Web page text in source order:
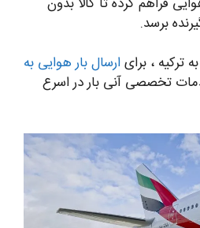
برسد.
ترکیه ، برایارسال بار هوایی به
تخصصی آنی بار در اسرع